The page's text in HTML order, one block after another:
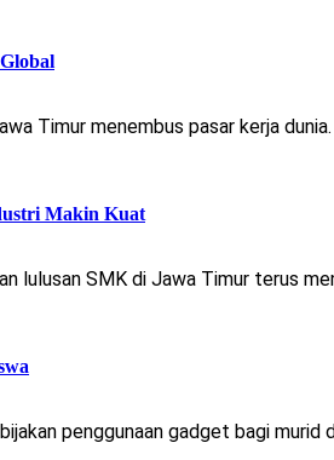
Timur menembus pasar kerja
Makin Kuat
lulusan SMK di Jawa Timur terus
penggunaan gadget bagi murid